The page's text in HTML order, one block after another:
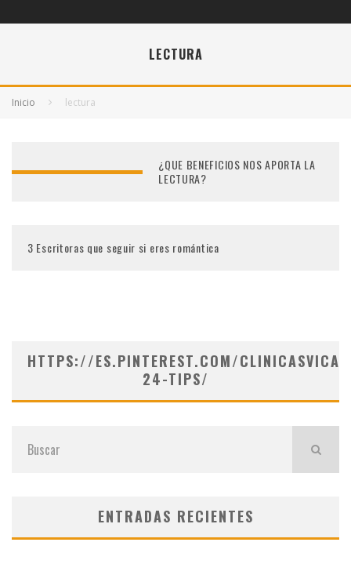
LECTURA
Inicio lectura
¿QUE BENEFICIOS NOS APORTA LA
LECTURA?
3 Escritoras que seguir si eres romántica
HTTPS://ES.PINTEREST.COM/
24-TIPS/
ENTRADAS RECIENTES